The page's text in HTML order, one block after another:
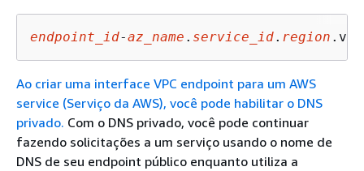
endpoint_id-az_name . service_id. region
Ao criar uma interface VPC endpoint para um AWS
service (Serviço da AWS), você pode habilitar o DNS
privado. Com o DNS privado, você pode continuar
fazendo solicitações a um serviço usando o nome de
DNS de seu endpoint público enquanto utiliza a